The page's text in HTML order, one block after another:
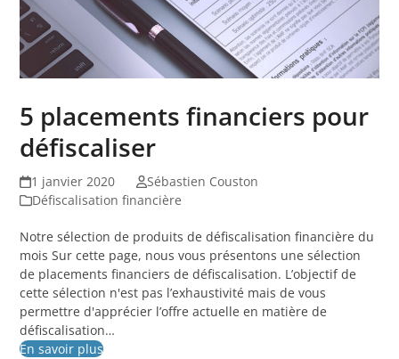
5 placements financiers pour
défiscaliser
1 janvier 2020
Sébastien Couston
Défiscalisation financière
Notre sélection de produits de défiscalisation financière du
mois Sur cette page, nous vous présentons une sélection
de placements financiers de défiscalisation. L’objectif de
cette sélection n'est pas l’exhaustivité mais de vous
permettre d'apprécier l’offre actuelle en matière de
défiscalisation…
En savoir plus